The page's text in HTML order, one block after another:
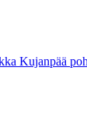
Kujanpää